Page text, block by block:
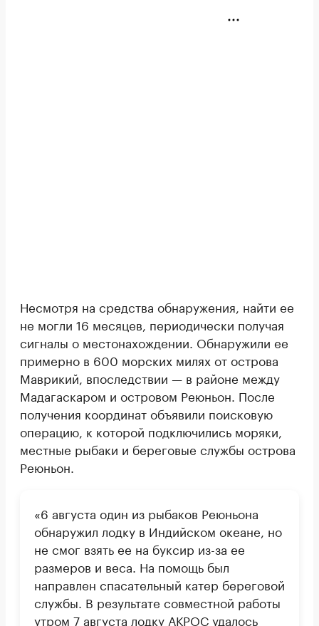
Несмотря на средства обнаружения, найти ее
не могли 16 месяцев, периодически получая
сигналы о местонахождении. Обнаружили ее
примерно в 600 морских милях от острова
Маврикий, впоследствии — в районе между
Мадагаскаром и островом Реюньон. После
получения координат объявили поисковую
операцию, к которой подключились моряки,
местные рыбаки и береговые службы острова
Реюньон.
«6 августа один из рыбаков Реюньона
обнаружил лодку в Индийском океане, но
не смог взять ее на буксир из-за ее
размеров и веса. На помощь был
направлен спасательный катер береговой
службы. В результате совместной работы
утром 7 августа лодку АКРОС удалось